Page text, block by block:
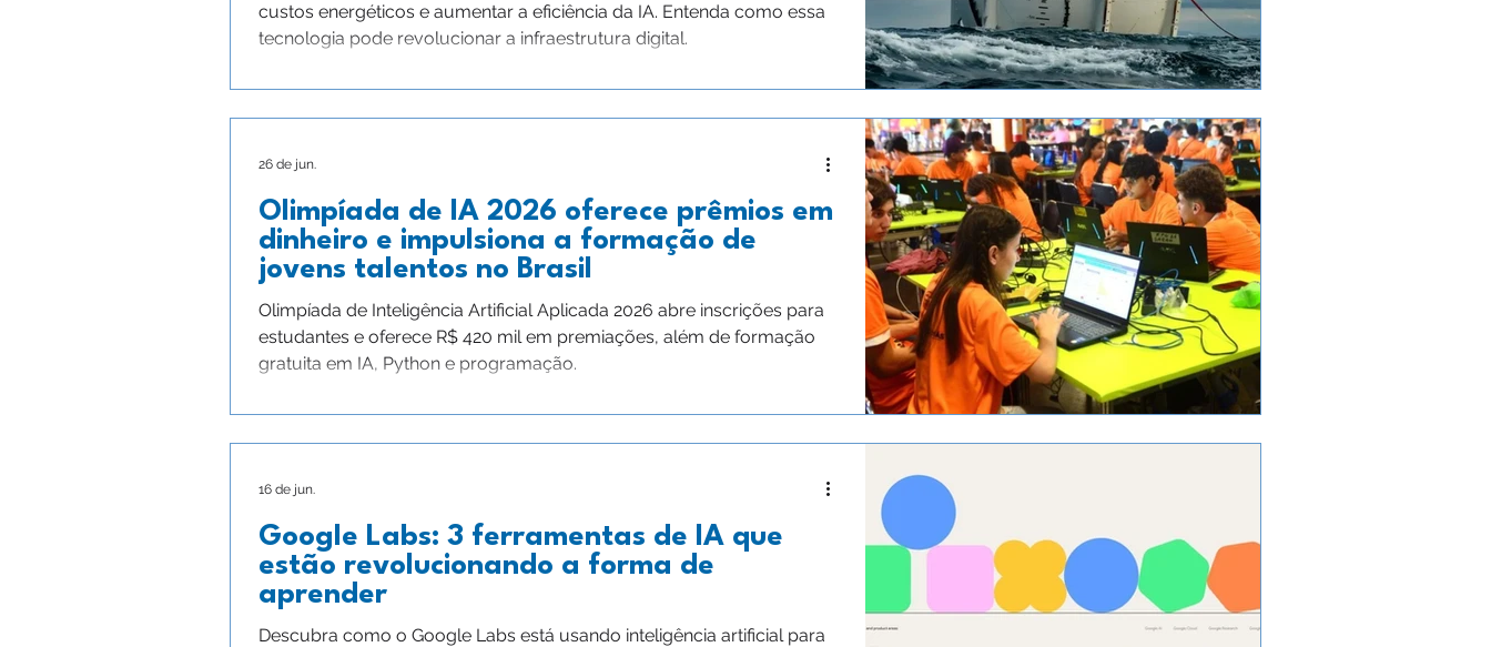
custos energéticos e aumentar a eficiência da IA. Entenda como essa
tecnologia pode revolucionar a infraestrutura digital.
Olimpíada de IA 2026 oferece prêmios em
dinheiro e impulsiona a formação de
jovens talentos no Brasil
Olimpíada de Inteligência Artificial Aplicada 2026 abre inscrições para
estudantes e oferece R$ 420 mil em premiações, além de formação
gratuita em IA, Python e programação.
26 de jun.
Google Labs: 3 ferramentas de IA que
estão revolucionando a forma de
aprender
Descubra como o Google Labs está usando inteligência artificial para
16 de jun.